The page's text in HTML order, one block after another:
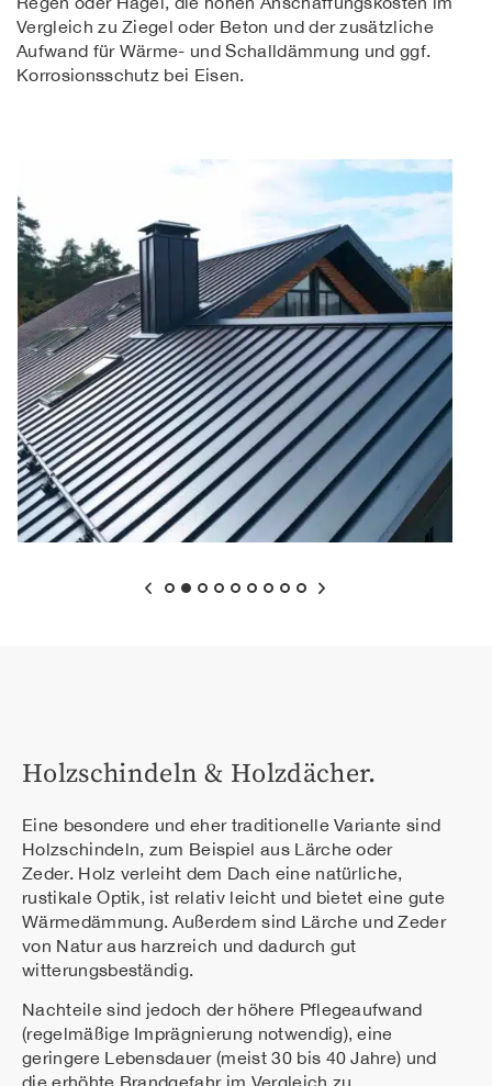
Vergleich zu Ziegel oder Beton und der zusätzliche
Aufwand für Wärme- und Schalldämmung und ggf.
Korrosionsschutz bei Eisen.
Holzschindeln & Holzdächer.
Eine besondere und eher traditionelle Variante sind
Holzschindeln, zum Beispiel aus Lärche oder
Zeder. Holz verleiht dem Dach eine natürliche,
rustikale Optik, ist relativ leicht und bietet eine gute
Wärmedämmung. Außerdem sind Lärche und Zeder
von Natur aus harzreich und dadurch gut
witterungsbeständig.
Nachteile sind jedoch der höhere Pflegeaufwand
(regelmäßige Imprägnierung notwendig), eine
geringere Lebensdauer (meist 30 bis 40 Jahre) und
die erhöhte Brandgefahr im Vergleich zu